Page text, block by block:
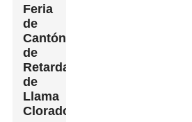
Feria
de
Cantón
de
Retardantes
de
Llama
Clorados